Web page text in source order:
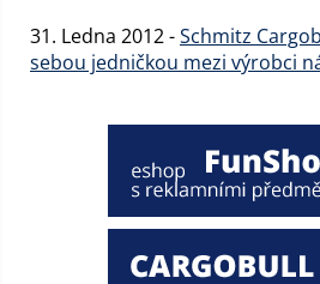
31. Ledna 2012 -Schmitz
sebou jedničkou mezi výrobci